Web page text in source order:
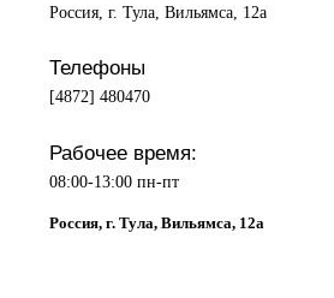
Россия, г. Тула, Вильямса, 12а
Телефоны
[4872] 480470
Рабочее время:
08:00-13:00 пн-пт
Россия, г. Тула, Вильямса, 12а